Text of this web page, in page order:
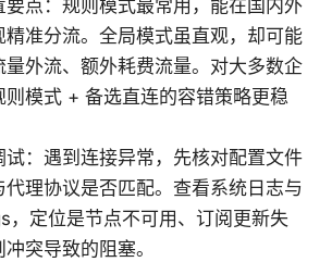
要点：规则模式最常用，能在国内外
精准分流。全局模式虽直观，却可能
量外流、额外耗费流量。对大多数企
则模式 + 备选直连的容错策略更稳
试：遇到连接异常，先核对配置文件
代理协议是否匹配。查看系统日志与
，定位是节点不可用、订阅更新失
突导致的阻塞。